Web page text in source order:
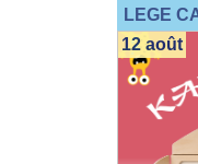
LEGE
12 août